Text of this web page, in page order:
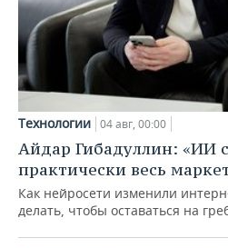
Технологии 04 авг, 00:00
Айдар Гибадуллин: «ИИ
практически весь
Как нейросети изменили
делать, чтобы оставаться на